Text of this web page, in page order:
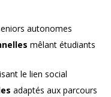
autonomes
mêlant étudiants
le lien social
adaptés aux parcours